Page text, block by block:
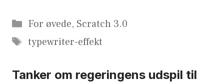
Kategorier
For øvede, Scratch 3.0
Tags
typewriter-effekt
Tanker om regeringens udspil til